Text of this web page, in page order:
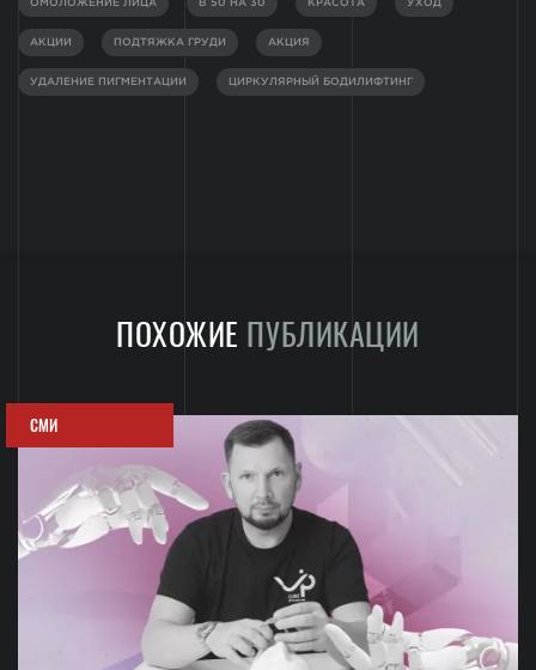
ОМОЛОЖЕНИЕ ЛИЦА В 50 НА 30 КРАСОТА УХОД
АКЦИИ ПОДТЯЖКА ГРУДИ АКЦИЯ
УДАЛЕНИЕ ПИГМЕНТАЦИИ ЦИРКУЛЯРНЫЙ БОДИЛИФТИНГ
ПОХОЖИЕ ПУБЛИКАЦИИ
СМИ